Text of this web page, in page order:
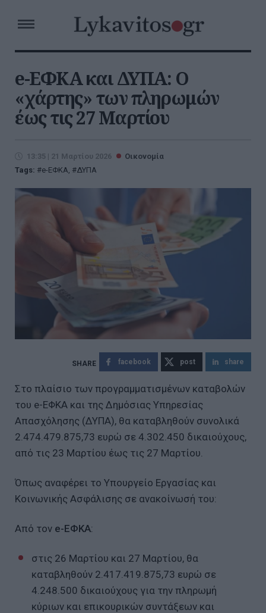
e-ΕΦΚΑ και ΔΥΠΑ: Ο
«χάρτης» των πληρωμών
έως τις 27 Μαρτίου
13:35 | 21 Μαρτίου 2026
Οικονομία
Tags:
e-ΕΦΚΑ, ΔΥΠΑ
facebook post share
Στο πλαίσιο των προγραμματισμένων καταβολών
του e-ΕΦΚΑ και της Δημόσιας Υπηρεσίας
Απασχόλησης (ΔΥΠΑ), θα καταβληθούν συνολικά
2.474.479.875,73 ευρώ σε 4.302.450 δικαιούχους,
από τις 23 Μαρτίου έως τις 27 Μαρτίου.
Όπως αναφέρει το Υπουργείο Εργασίας και
Κοινωνικής Ασφάλισης σε ανακοίνωσή του:
Από τον e-ΕΦΚΑ:
στις 26 Μαρτίου και 27 Μαρτίου, θα
καταβληθούν 2.417.419.875,73 ευρώ σε
4.248.500 δικαιούχους για την πληρωμή
κύριων και επικουρικών συντάξεων και